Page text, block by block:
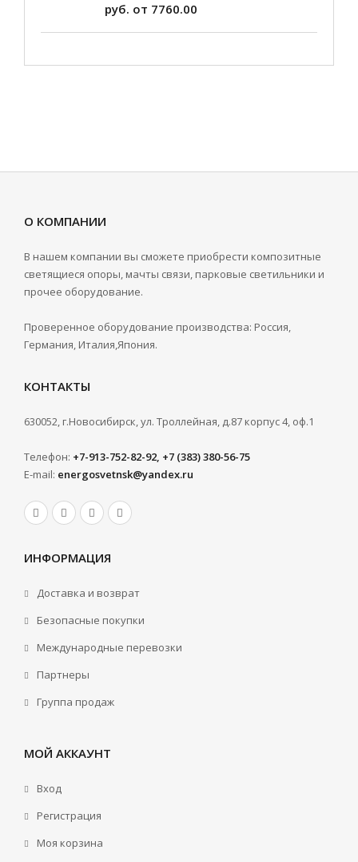
руб. от 7760.00
О КОМПАНИИ
В нашем компании вы сможете приобрести композитные
светящиеся опоры, мачты связи, парковые светильники и
прочее оборудование.
Проверенное оборудование производства: Россия,
Германия, Италия,Япония.
КОНТАКТЫ
630052, г.Новосибирск, ул. Троллейная, д.87 корпус 4, оф.1
Телефон: +7-913-752-82-92, +7 (383) 380-56-75
E-mail: energosvetnsk@yandex.ru
ИНФОРМАЦИЯ
Доставка и возврат
Безопасные покупки
Международные перевозки
Партнеры
Группа продаж
МОЙ АККАУНТ
Вход
Регистрация
Моя корзина